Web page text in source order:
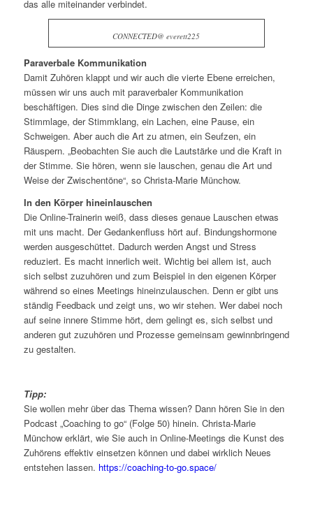
das alle miteinander verbindet.
CONNECTED@ everett225
Paraverbale Kommunikation
Damit Zuhören klappt und wir auch die vierte Ebene erreichen,
müssen wir uns auch mit paraverbaler Kommunikation
beschäftigen. Dies sind die Dinge zwischen den Zeilen: die
Stimmlage, der Stimmklang, ein Lachen, eine Pause, ein
Schweigen. Aber auch die Art zu atmen, ein Seufzen, ein
Räuspern. „Beobachten Sie auch die Lautstärke und die Kraft in
der Stimme. Sie hören, wenn sie lauschen, genau die Art und
Weise der Zwischentöne“, so Christa-Marie Münchow.
In den Körper hineinlauschen
Die Online-Trainerin weiß, dass dieses genaue Lauschen etwas
mit uns macht. Der Gedankenfluss hört auf. Bindungshormone
werden ausgeschüttet. Dadurch werden Angst und Stress
reduziert. Es macht innerlich weit. Wichtig bei allem ist, auch
sich selbst zuzuhören und zum Beispiel in den eigenen Körper
während so eines Meetings hineinzulauschen. Denn er gibt uns
ständig Feedback und zeigt uns, wo wir stehen. Wer dabei noch
auf seine innere Stimme hört, dem gelingt es, sich selbst und
anderen gut zuzuhören und Prozesse gemeinsam gewinnbringend
zu gestalten.
Tipp:
Sie wollen mehr über das Thema wissen? Dann hören Sie in den
Podcast „Coaching to go“ (Folge 50) hinein. Christa-Marie
Münchow erklärt, wie Sie auch in Online-Meetings die Kunst des
Zuhörens effektiv einsetzen können und dabei wirklich Neues
entstehen lassen. https://coaching-to-go.space/